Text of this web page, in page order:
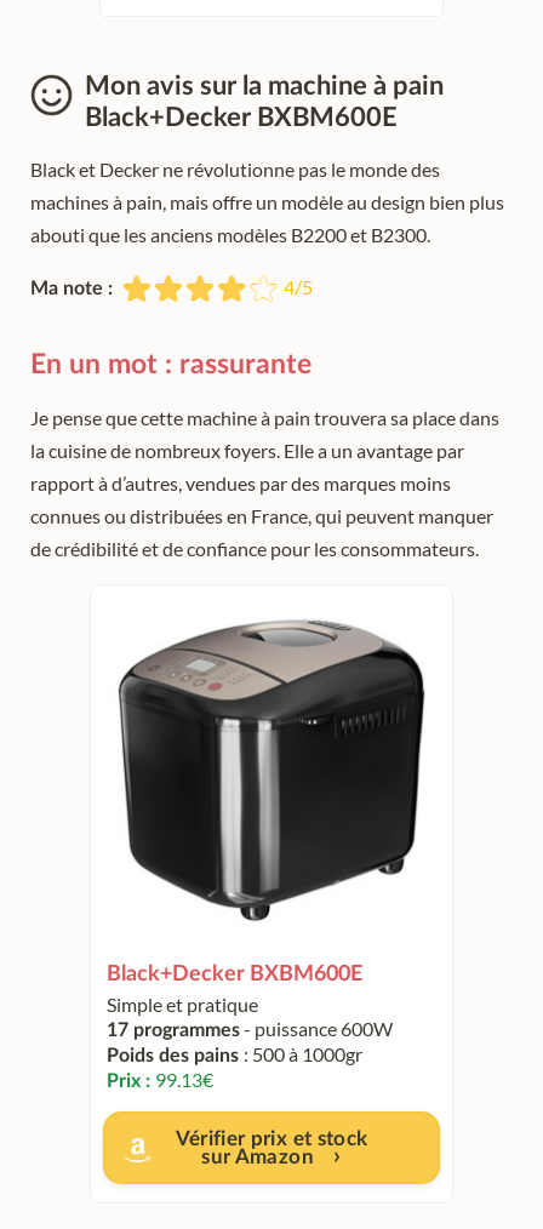
Mon avis sur la machine à pain
Black+Decker BXBM600E
Black et Decker ne révolutionne pas le monde des
machines à pain, mais offre un modèle au design bien plus
abouti que les anciens modèles B2200 et B2300.
Ma note : 4/5
En un mot : rassurante
Je pense que cette machine à pain trouvera sa place dans
la cuisine de nombreux foyers. Elle a un avantage par
rapport à d’autres, vendues par des marques moins
connues ou distribuées en France, qui peuvent manquer
de crédibilité et de confiance pour les consommateurs.
Black+Decker BXBM600E
Simple et pratique
17 programmes- puissance 600W
Poids des pains : 500 à 1000gr
Prix : 99.13€
Vérifier prix et stock
sur Amazon